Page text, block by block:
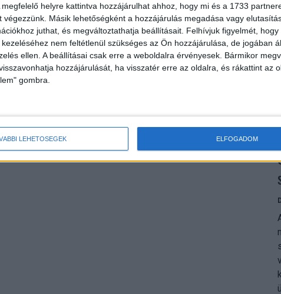
megfelelő helyre kattintva hozzájárulhat ahhoz, hogy mi és a 1733
végezzünk. Másik lehetőségként a hozzájárulás megadása vagy
juthat, és megváltoztathatja beállításait. Felhívjuk figyelmét, hogy
nem feltétlenül szükséges az Ön hozzájárulása, de jogában
ellen. A beállításai csak erre a weboldalra érvényesek. Bármikor
hozzájárulását, ha visszatér erre az oldalra, és rákattint az
gombra.
LEHETŐSÉGEK ELFOGADOM